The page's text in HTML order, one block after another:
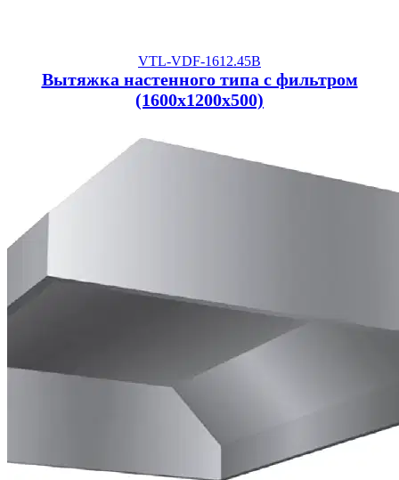
VTL-VDF-1612.45B
Вытяжка настенного типа с фильтром
(1600x1200x500)